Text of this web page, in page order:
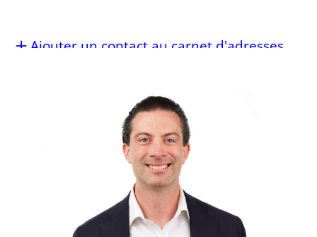
Ajouter un contact au carnet d'adresses